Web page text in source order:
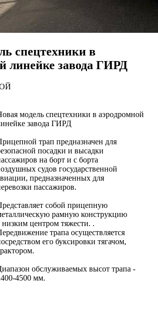
спецтехники в
линейке завода ГИРД
модель спецтехники в аэродромной
завода ГИРД
трап предназначен для
посадки и высадки
на борт и с борта
судов государственной
предназначенных для
пассажиров.
собой прицепную
рамную конструкцию
низким центром тяжести. .
трапа осуществляется
его буксировки тягачом,
обслуживаемых высот трапа -
4500 мм.